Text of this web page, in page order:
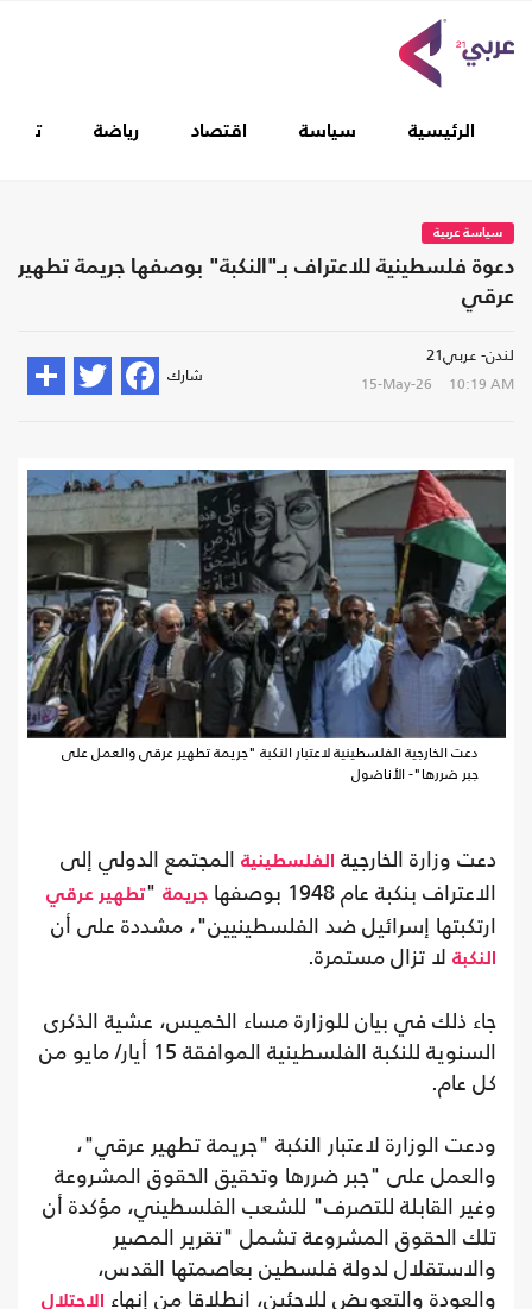
الرئيسية سياسة اقتصاد رياضة
سياسة عربية
دعوة فلسطينية للاعتراف بـ"النكبة" بوصفها جريمة تطهير
عرقي
لندن- عربي21
15-May-26 10:19 AM شارك
دعت الخارجية الفلسطينية لاعتبار النكبة "جريمة تطهير عرقي والعمل على
جبر ضررها"- الأناضول
دعت وزارة الخارجية الفلسطينية المجتمع الدولي إلى
الاعتراف بنكبة عام 1948 بوصفها
جريمة "تطهير عرقي
ارتكبتها إسرائيل ضد الفلسطينيين"، مشددة على أن
النكبة لا تزال مستمرة.
جاء ذلك في بيان للوزارة مساء الخميس، عشية الذكرى
السنوية للنكبة الفلسطينية الموافقة 15 أيار/ مايو من
كل عام.
ودعت الوزارة لاعتبار النكبة "جريمة تطهير عرقي"،
والعمل على "جبر ضررها وتحقيق الحقوق المشروعة
وغير القابلة للتصرف" للشعب الفلسطيني، مؤكدة أن
تلك الحقوق المشروعة تشمل "تقرير المصير
والاستقلال لدولة فلسطين بعاصمتها القدس،
والعودة والتعويض للاجئين، انطلاقا من إنهاء الاحتلال